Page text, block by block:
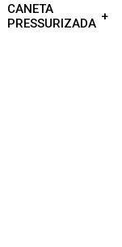
CANETA
PRESSURIZADA